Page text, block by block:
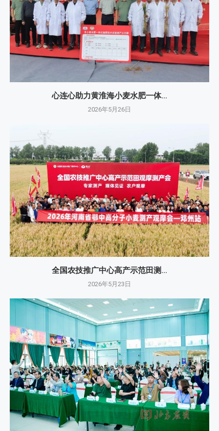
心连心助力黄淮海小麦水肥一体...
2026年5月26日
全国农技推广中心高产示范田测...
2026年5月23日